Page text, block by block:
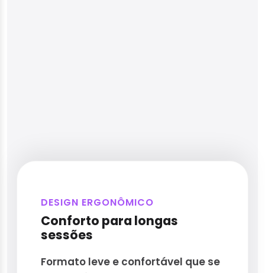
DESIGN ERGONÔMICO
Conforto para longas
sessões
Formato leve e confortável que se